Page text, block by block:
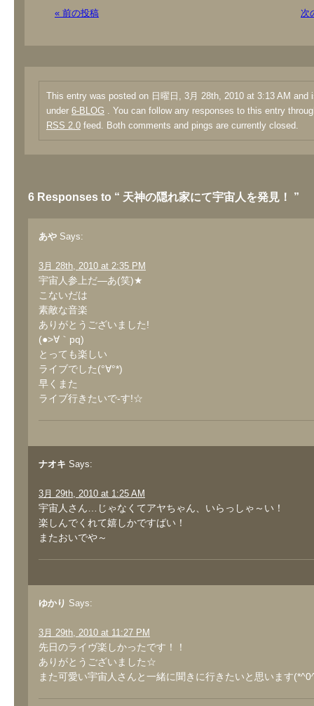
« 前の投稿 次
This entry was posted on 日曜日, 3月 28th, 2010 at 3:13 AM and
under 6-BLOG . You can follow any responses to this entry
RSS 2.0 feed. Both comments and pings are currently closed.
6 Responses to “ 天神の隠れ家にて宇宙人を発見！ ”
あや Says:
3月 28th, 2010 at 2:35 PM
宇宙人参上だ―あ(笑)★
こないだは
素敵な音楽
ありがとうございました!
(●>∀｀pq)
とっても楽しい
ライブでした(°∀°*)
早くまた
ライブ行きたいで-す!☆
ナオキ Says:
3月 29th, 2010 at 1:25 AM
宇宙人さん…じゃなくてアヤちゃん、いらっしゃ～い！
楽しんでくれて嬉しかですばい！
またおいでや～
ゆかり Says:
3月 29th, 2010 at 11:27 PM
先日のライヴ楽しかったです！！
ありがとうございました☆
また可愛い宇宙人さんと一緒に聞きに行きたいと思います